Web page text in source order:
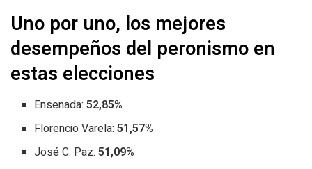
Uno por uno, los mejores
desempeños del peronismo en
estas elecciones
Ensenada:52,85%
Florencio Varela:51,57%
José C. Paz: 51,09%